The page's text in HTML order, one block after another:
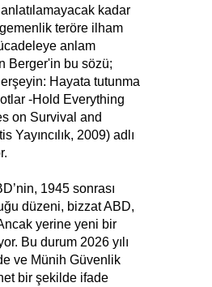
kadar
teröre ilham
anlam
Berger'in bu sözü;
Hayata tutunma
-Hold Everything
on Survival and
Yayıncılık, 2009) adlı
1945 sonrası
düzeni, bizzat ABD,
yerine yeni bir
Bu durum 2026 yılı
ve Münih Güvenlik
bir şekilde ifade